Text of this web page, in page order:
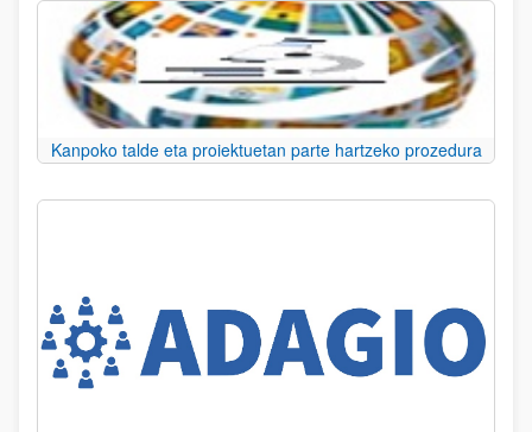
Kanpoko talde eta proiektuetan parte hartzeko prozedura